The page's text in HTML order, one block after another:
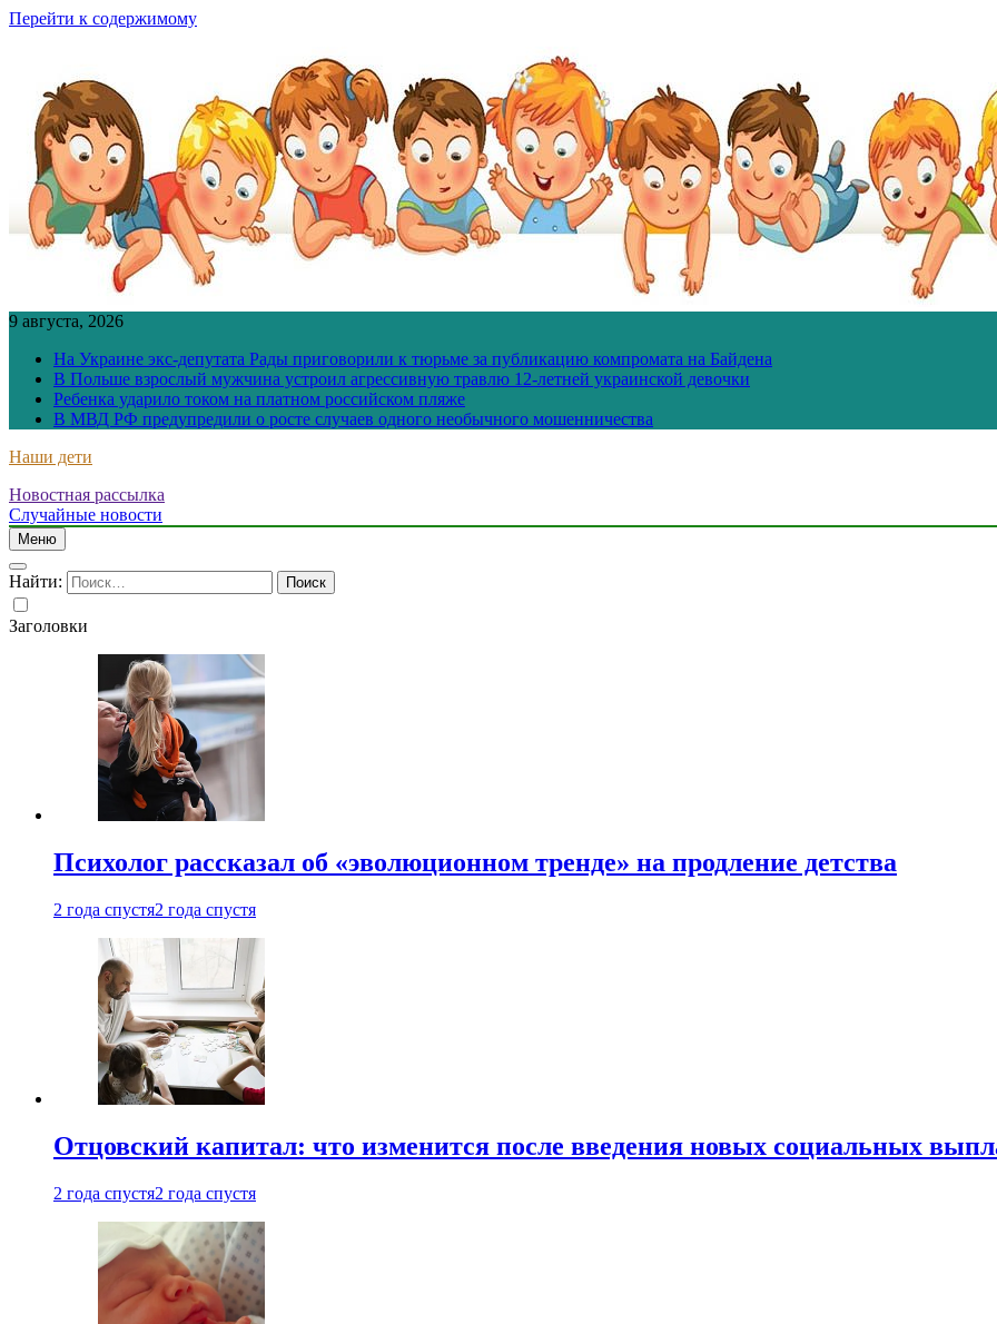
Перейти к содержимому
9 августа, 2026
На Украине экс-депутата Рады приговорили к тюрьме за публикацию компромата на Байдена
В Польше взрослый мужчина устроил агрессивную травлю 12-летней украинской девочки
Ребенка ударило током на платном российском пляже
В МВД РФ предупредили о росте случаев одного необычного мошенничества
Наши дети
Новостная рассылка
Случайные новости
Меню
Найти:
Заголовки
Психолог рассказал об «эволюционном тренде» на продление детства
2 года спустя2 года спустя
Отцовский капитал: что изменится после введения новых социальных
2 года спустя2 года спустя